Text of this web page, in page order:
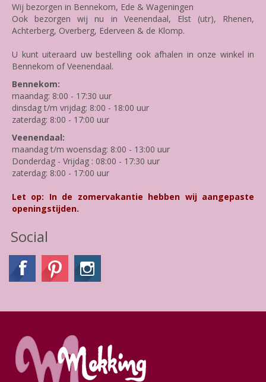
Wij bezorgen in Bennekom, Ede & Wageningen
Ook bezorgen wij nu in Veenendaal, Elst (utr), Rhenen,
Achterberg, Overberg, Ederveen & de Klomp.
U kunt uiteraard uw bestelling ook afhalen in onze winkel in
Bennekom of Veenendaal.
Bennekom:
maandag: 8:00 - 17:30 uur
dinsdag t/m vrijdag: 8:00 - 18:00 uur
zaterdag: 8:00 - 17:00 uur
Veenendaal:
maandag t/m woensdag: 8:00 - 13:00 uur
Donderdag - Vrijdag : 08:00 - 17:30 uur
zaterdag: 8:00 - 17:00 uur
Let op: In de zomervakantie hebben wij aangepaste
openingstijden.
Social